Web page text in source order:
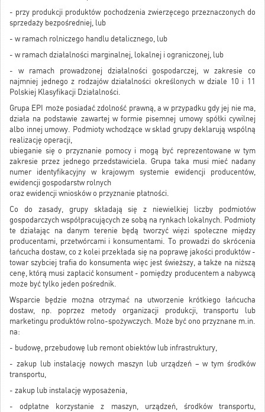
- przy produkcji produktów pochodzenia zwierzęcego przeznaczonych do
sprzedaży bezpośredniej, lub
- w ramach rolniczego handlu detalicznego, lub
- w ramach działalności marginalnej, lokalnej i ograniczonej, lub
- w ramach prowadzonej działalności gospodarczej, w zakresie co
najmniej jednego z rodzajów działalności określonych w dziale 10 i 11
Polskiej Klasyfikacji Działalności.
Grupa EPI może posiadać zdolność prawną, a w przypadku gdy jej nie ma,
działa na podstawie zawartej w formie pisemnej umowy spółki cywilnej
albo innej umowy. Podmioty wchodzące w skład grupy deklarują wspólną
realizację operacji,
ubieganie się o przyznanie pomocy i mogą być reprezentowane w tym
zakresie przez jednego przedstawiciela. Grupa taka musi mieć nadany
numer identyfikacyjny w krajowym systemie ewidencji producentów,
ewidencji gospodarstw rolnych
oraz ewidencji wniosków o przyznanie płatności.
Co do zasady, grupy składają się z niewielkiej liczby podmiotów
gospodarczych współpracujących ze sobą na rynkach lokalnych. Podmioty
te działając na danym terenie będą tworzyć więzi społeczne między
producentami, przetwórcami i konsumentami. To prowadzi do skrócenia
łańcucha dostaw, co z kolei przekłada się na poprawę jakości produktów -
towar szybciej trafia do konsumenta więc jest świeższy, a także na niższą
cenę, którą musi zapłacić konsument - pomiędzy producentem a nabywcą
może być tylko jeden pośrednik.
Wsparcie będzie można otrzymać na utworzenie krótkiego łańcucha
dostaw, np. poprzez metody organizacji produkcji, transportu lub
marketingu produktów rolno-spożywczych. Może być ono przyznane m.in.
na:
- budowę, przebudowę lub remont obiektów lub infrastruktury,
- zakup lub instalację nowych maszyn lub urządzeń – w tym środków
transportu,
- zakup lub instalację wyposażenia,
- odpłatne korzystanie z maszyn, urządzeń, środków transportu,